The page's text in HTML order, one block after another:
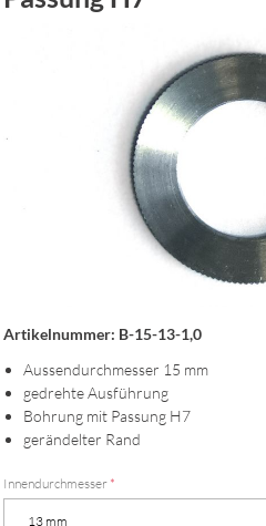
Artikelnummer: B-15-13-1,0
Aussendurchmesser 15 mm
gedrehte Ausführung
Bohrung mit Passung H7
gerändelter Rand
Innendurchmesser *